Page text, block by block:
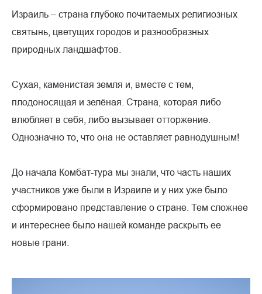
Израиль – страна глубоко почитаемых религиозных
святынь, цветущих городов и разнообразных
природных ландшафтов.
Сухая, каменистая земля и, вместе с тем,
плодоносящая и зелёная. Страна, которая либо
влюбляет в себя, либо вызывает отторжение.
Однозначно то, что она не оставляет равнодушным!
До начала Комбат-тура мы знали, что часть наших
участников уже были в Израиле и у них уже было
сформировано представление о стране. Тем сложнее
и интереснее было нашей команде раскрыть ее
новые грани.